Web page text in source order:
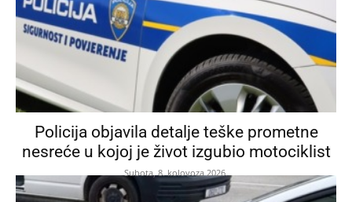
Policija objavila detalje teške prometne
nesreće u kojoj je život izgubio motociklist
Subota, 8. kolovoza 2026.